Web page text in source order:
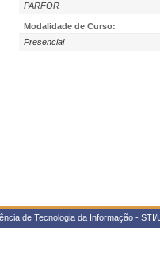
PARFOR
Modalidade de Curso:
Presencial
de Tecnologia da Informação -